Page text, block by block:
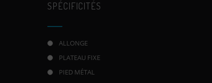
SPÉCIFICITÉS
ALLONGE
PLATEAU FIXE
PIED MÉTAL